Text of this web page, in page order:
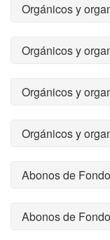
Orgánicos y
Orgánicos y
Orgánicos y
Orgánicos y
Abonos de
Abonos de